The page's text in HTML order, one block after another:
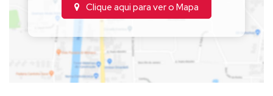
Clique aqui para ver o Mapa